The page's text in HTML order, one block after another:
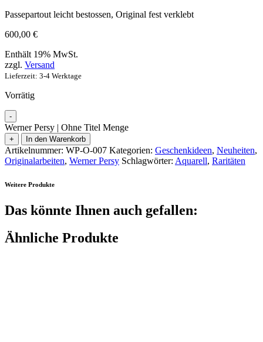
Passepartout leicht bestossen, Original fest verklebt
600,00 €
Enthält 19% MwSt.
zzgl. Versand
Lieferzeit: 3-4 Werktage
Vorrätig
-
Werner Persy | Ohne Titel Menge
+ In den Warenkorb
Artikelnummer: WP-O-007 Kategorien: Geschenkideen, Neuheiten,
Originalarbeiten, Werner Persy Schlagwörter: Aquarell, Raritäten
Weitere Produkte
Das könnte Ihnen auch gefallen:
Ähnliche Produkte